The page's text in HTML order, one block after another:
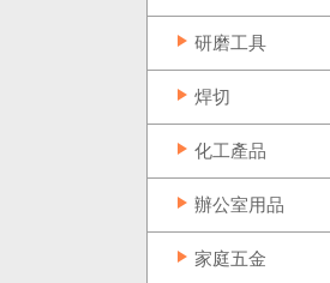
研磨工具
焊切
化工產品
辦公室用品
家庭五金